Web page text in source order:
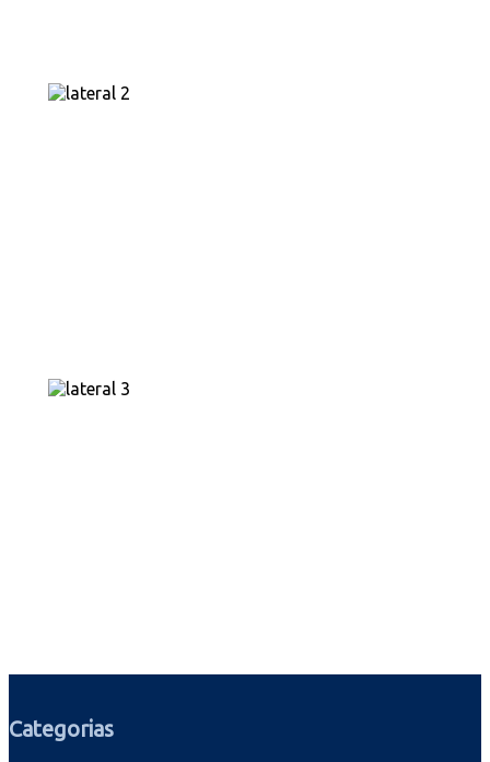
Categorias